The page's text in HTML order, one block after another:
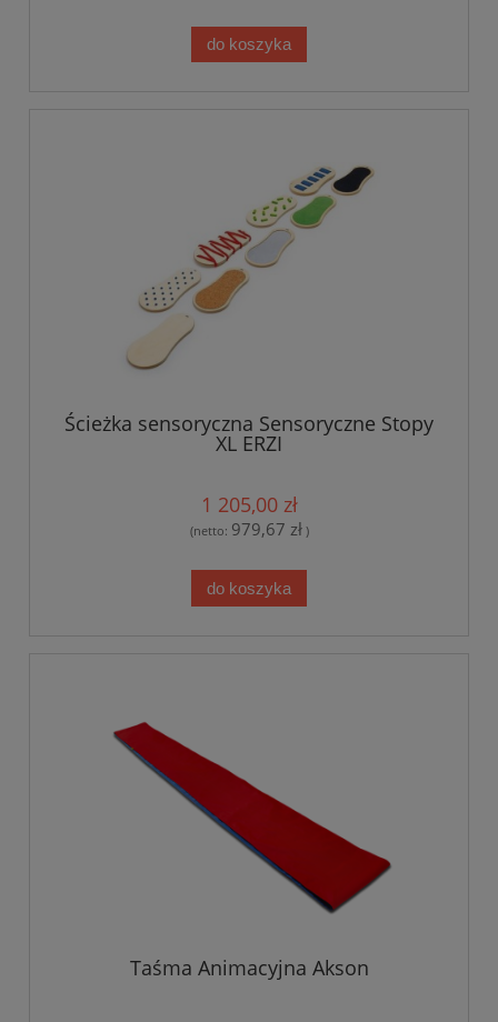
do koszyka
Ścieżka sensoryczna Sensoryczne Stopy
XL ERZI
1 205,00 zł
(netto: 979,67 zł)
do koszyka
Taśma Animacyjna Akson